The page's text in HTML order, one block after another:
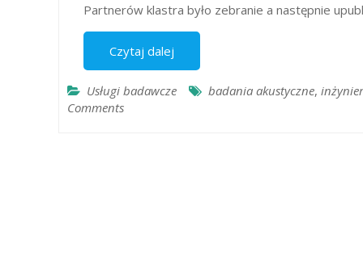
Partnerów klastra było zebranie a następnie
Czytaj dalej
Usługi badawcze badania akustyczne,
Comments